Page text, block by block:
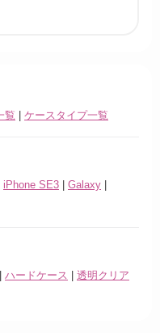
覧 | ケースタイプ一覧
iPhone SE3 | Galaxy |
| ハードケース | 透明クリア